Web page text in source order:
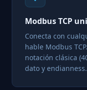
Modbus TCP
Conecta con
hable Modbus
notación clásica
dato y endianness.